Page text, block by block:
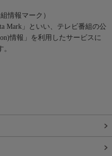
情報マーク）
Mark」といい、テレビ番組の公
情報」を利用したサービスに